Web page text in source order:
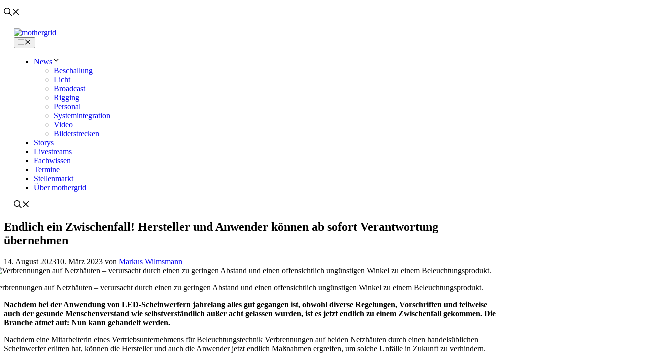
Menü
News
Beschallung
Licht
Broadcast
Rigging
Personal
Systemintegration
Video
Bilderstrecken
Storys
Livestreams
Fachwissen
Termine
Stellenmarkt
Über mothergrid
Endlich ein Zwischenfall! Hersteller und Anwender können ab sofort Verantwortung
übernehmen
14. August 202310. März 2023 von Markus Wilmsmann
auf Netzhäuten – verursacht durch einen zu geringen Abstand und einen offensichtlich ungünstigen Winkel zu einem Beleuchtungsprodukt.
Nachdem bei der Anwendung von LED-Scheinwerfern jahrelang alles gut gegangen ist, obwohl diverse Regelungen, Vorschriften und teilweise
auch der gesunde Menschenverstand wie selbstverständlich außer acht gelassen wurden, ist es jetzt endlich zu einem Zwischenfall gekommen. Die
Branche atmet auf: Nun kann gehandelt werden.
Nachdem eine Mitarbeiterin eines Vertriebsunternehmens für Beleuchtungstechnik Verbrennungen auf beiden Netzhäuten durch einen handelsüblichen
Scheinwerfer erlitten hat, können die Hersteller und auch die Anwender jetzt endlich Maßnahmen ergreifen, um solche Unfälle in Zukunft zu verhindern.